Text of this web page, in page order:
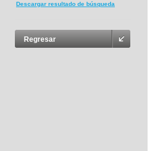
Descargar resultado de búsqueda
Regresar